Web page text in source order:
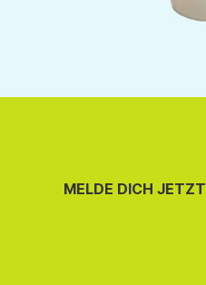
MELDE DICH JETZT